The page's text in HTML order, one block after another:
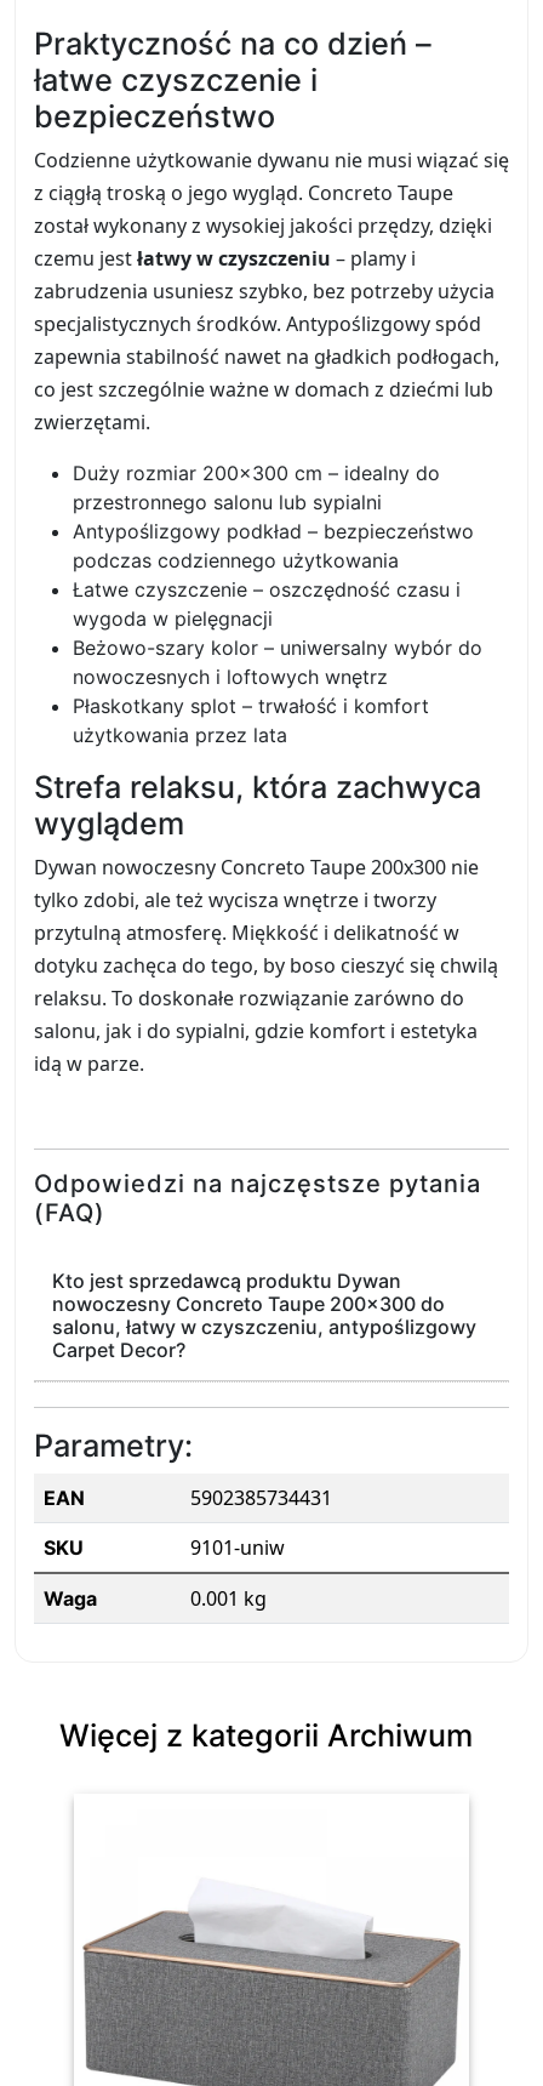
Praktyczność na co dzień –
łatwe czyszczenie i
bezpieczeństwo
Codzienne użytkowanie dywanu nie musi wiązać się
z ciągłą troską o jego wygląd. Concreto Taupe
został wykonany z wysokiej jakości przędzy, dzięki
czemu jestłatwy w czyszczeniu – plamy i
zabrudzenia usuniesz szybko, bez potrzeby użycia
specjalistycznych środków. Antypoślizgowy spód
zapewnia stabilność nawet na gładkich podłogach,
co jest szczególnie ważne w domach z dziećmi lub
zwierzętami.
Duży rozmiar 200x300 cm – idealny do
przestronnego salonu lub sypialni
Antypoślizgowy podkład – bezpieczeństwo
podczas codziennego użytkowania
Łatwe czyszczenie – oszczędność czasu i
wygoda w pielęgnacji
Beżowo-szary kolor – uniwersalny wybór do
nowoczesnych i loftowych wnętrz
Płaskotkany splot – trwałość i komfort
użytkowania przez lata
Strefa relaksu, która zachwyca
wyglądem
Dywan nowoczesny Concreto Taupe 200x300 nie
tylko zdobi, ale też wycisza wnętrze i tworzy
przytulną atmosferę. Miękkość i delikatność w
dotyku zachęca do tego, by boso cieszyć się chwilą
relaksu. To doskonałe rozwiązanie zarówno do
salonu, jak i do sypialni, gdzie komfort i estetyka
idą w parze.
Odpowiedzi na najczęstsze pytania
(FAQ)
Kto jest sprzedawcą produktu Dywan
nowoczesny Concreto Taupe 200x300 do
salonu, łatwy w czyszczeniu, antypoślizgowy
Carpet Decor?
Parametry:
EAN 5902385734431
SKU 9101-uniw
Waga 0.001 kg
Więcej z kategorii Archiwum